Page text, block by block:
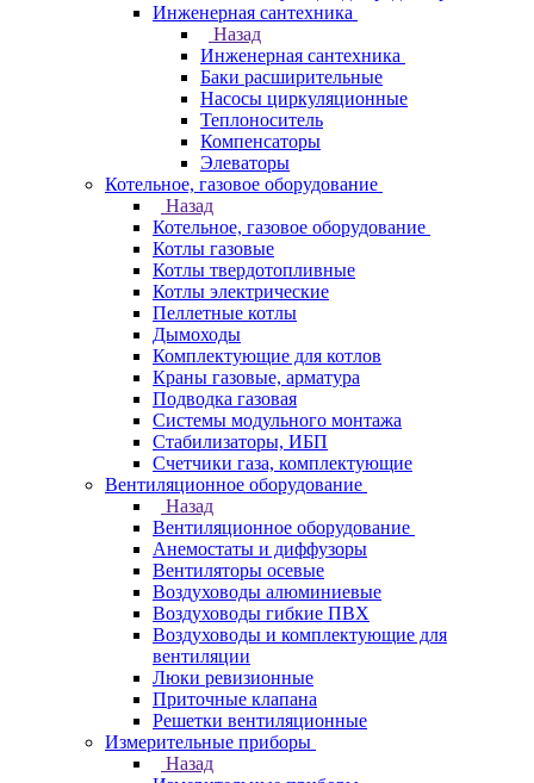
Инженерная сантехника
Назад
Инженерная сантехника
Баки расширительные
Насосы циркуляционные
Теплоноситель
Компенсаторы
Элеваторы
Котельное, газовое оборудование
Назад
Котельное, газовое оборудование
Котлы газовые
Котлы твердотопливные
Котлы электрические
Пеллетные котлы
Дымоходы
Комплектующие для котлов
Краны газовые, арматура
Подводка газовая
Системы модульного монтажа
Стабилизаторы, ИБП
Счетчики газа, комплектующие
Вентиляционное оборудование
Назад
Вентиляционное оборудование
Анемостаты и диффузоры
Вентиляторы осевые
Воздуховоды алюминиевые
Воздуховоды гибкие ПВХ
Воздуховоды и комплектующие для
вентиляции
Люки ревизионные
Приточные клапана
Решетки вентиляционные
Измерительные приборы
Назад